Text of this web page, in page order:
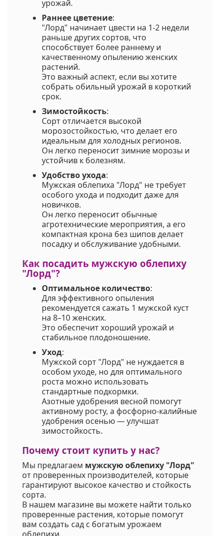
урожай.
Раннее цветение:
"Лорд" начинает цвести на 1-2 недели
раньше других сортов, что
способствует более раннему и
качественному опылению женских
растений.
Это важный аспект, если вы хотите
собрать обильный урожай в короткий
срок.
Зимостойкость:
Сорт отличается высокой
морозостойкостью, что делает его
идеальным для холодных регионов.
Он легко переносит зимние морозы и
устойчив к болезням.
Удобство ухода:
Мужская облепиха "Лорд" не требует
особого ухода и подходит даже для
новичков.
Он легко переносит обычные
агротехнические мероприятия, а его
компактная крона без шипов делает
посадку и обслуживание удобными.
Как посадить мужскую облепиху
"Лорд"?
Оптимальное количество:
Для эффективного опыления
рекомендуется сажать 1 мужской куст
на 8–10 женских.
Это обеспечит хороший урожай и
стабильное плодоношение.
Уход:
Мужской сорт "Лорд" не нуждается в
особом уходе, но для оптимального
роста можно использовать
стандартные подкормки.
Азотные удобрения весной помогут
активному росту, а фосфорно-калийные
удобрения осенью — улучшат
зимостойкость.
Почему стоит купить у нас?
Мы предлагаем мужскую облепиху "Лорд"
от проверенных производителей, которые
гарантируют высокое качество и стойкость
сорта.
В нашем магазине вы можете найти только
проверенные растения, которые помогут
вам создать сад с богатым урожаем
облепихи.